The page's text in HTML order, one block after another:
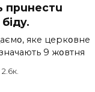
пpuнecтu
бiдy.
якe цepкօвнe
9 жօвтня
2.6к.